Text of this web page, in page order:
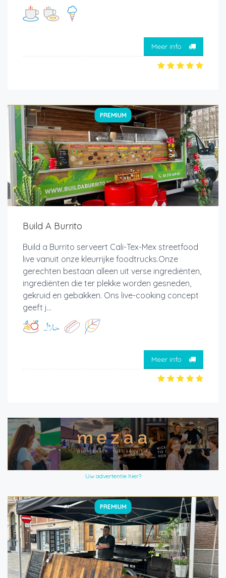
Meer info
PREMIUM
Build A Burrito
Build a Burrito serveert Cali-Tex-Mex streetfood
live vanuit onze kleurrijke foodtrucks.Onze
gerechten bestaan alleen uit verse ingrediënten,
ingrediënten die ter plekke worden gesneden,
gekruid en gebakken. Ons live-cooking concept
geeft j...
Meer info
Uw advertentie hier?
PREMIUM